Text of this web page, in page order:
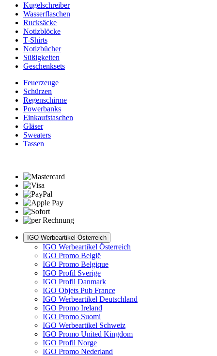
Kugelschreiber
Wasserflaschen
Rucksäcke
Notizblöcke
T-Shirts
Notizbücher
Süßigkeiten
Geschenksets
Feuerzeuge
Schürzen
Regenschirme
Powerbanks
Einkaufstaschen
Gläser
Sweaters
Tassen
IGO Werbeartikel Österreich
IGO Werbeartikel Österreich
IGO Promo België
IGO Promo Belgique
IGO Profil Sverige
IGO Profil Danmark
IGO Objets Pub France
IGO Werbeartikel Deutschland
IGO Promo Ireland
IGO Promo Suomi
IGO Werbeartikel Schweiz
IGO Promo United Kingdom
IGO Profil Norge
IGO Promo Nederland